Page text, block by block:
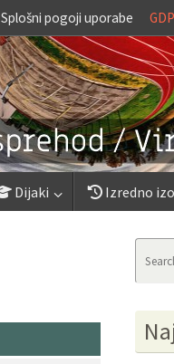
Splošni pogoji uporabe
Dijaki Izredno